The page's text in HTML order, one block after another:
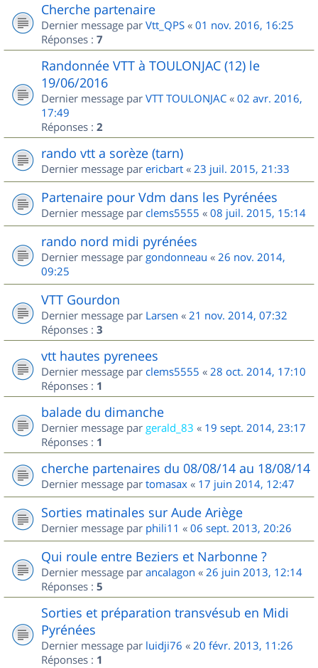
Cherche partenaire
Dernier message par Vtt_QPS « 01 nov. 2016, 16:25
Réponses : 7
Randonnée VTT à TOULONJAC (12) le
19/06/2016
Dernier message par VTT TOULONJAC « 02 avr. 2016,
17:49
Réponses : 2
rando vtt a sorèze (tarn)
Dernier message par ericbart « 23 juil. 2015, 21:33
Partenaire pour Vdm dans les Pyrénées
Dernier message par clems5555 « 08 juil. 2015, 15:14
rando nord midi pyrénées
Dernier message par gondonneau « 26 nov. 2014,
09:25
VTT Gourdon
Dernier message par Larsen « 21 nov. 2014, 07:32
Réponses : 3
vtt hautes pyrenees
Dernier message par clems5555 « 28 oct. 2014, 17:10
Réponses : 1
balade du dimanche
Dernier message par gerald_83 « 19 sept. 2014, 23:17
Réponses : 1
cherche partenaires du 08/08/14 au 18/08/14
Dernier message par tomasax « 17 juin 2014, 12:47
Sorties matinales sur Aude Ariège
Dernier message par phili11 « 06 sept. 2013, 20:26
Qui roule entre Beziers et Narbonne ?
Dernier message par ancalagon « 26 juin 2013, 12:14
Réponses : 5
Sorties et préparation transvésub en Midi
Pyrénées
Dernier message par luidji76 « 20 févr. 2013, 11:26
Réponses : 1